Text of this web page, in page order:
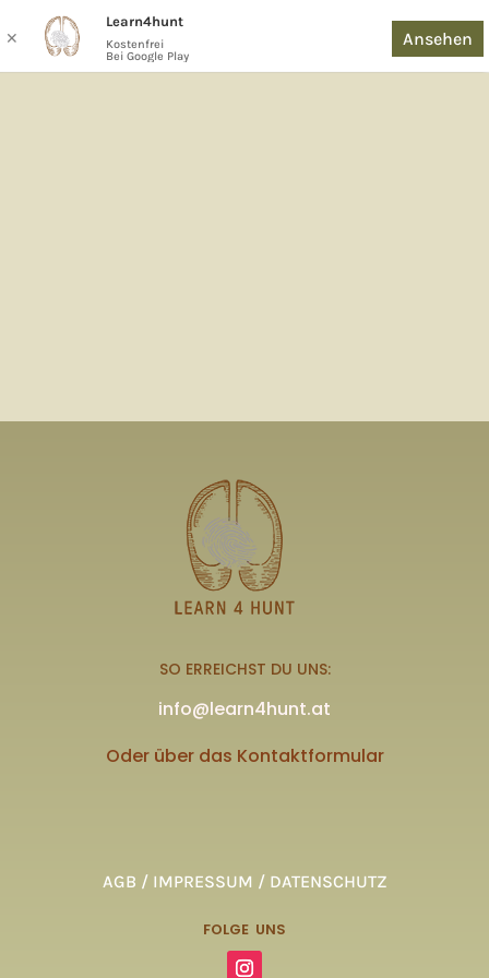
SO ERREICHST DU UNS:
info@learn4hunt.at
Oder über das Kontaktformular
AGB / IMPRESSUM / DATENSCHUTZ
FOLGE UNS
✕
Learn4hunt
Kostenfrei
Bei Google Play
Ansehen